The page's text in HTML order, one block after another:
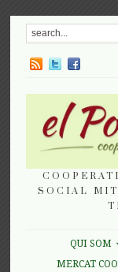
SOCIAL
QUI SOM
MERCAT